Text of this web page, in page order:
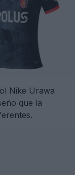
Nike Urawa
que la